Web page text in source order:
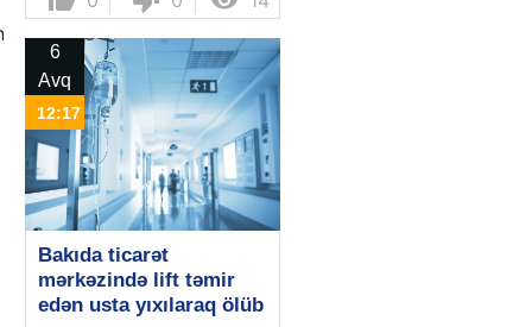
6
Avq
12:17
Bakıda ticarət
mərkəzində lift təmir
edən usta yıxılaraq ölüb